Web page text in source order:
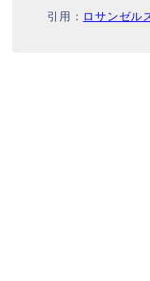
引用： ロサンゼル